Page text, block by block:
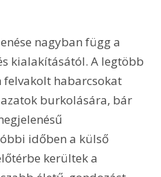
nagyban függ a
kialakításától. A legtöbb
felvakolt habarcsokat
burkolására, bár
időben a külső
kerültek a